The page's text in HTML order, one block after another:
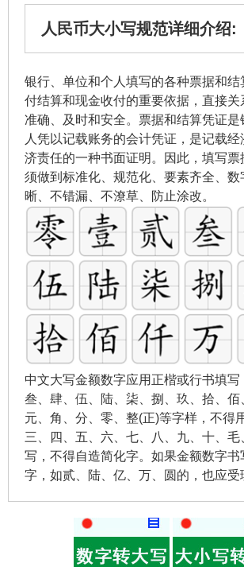
人民币大小写规范详细介绍:
银行、单位和个人填写的各种票据和结
付结算和现金收付的重要依据，直接关
准确、及时和安全。票据和结算凭证是
人凭以记载账务的会计凭证，是记载
济责任的一种书面证明。因此，填写
须做到标准化、规范化、要素齐全、
晰、不错漏、不潦草、防止涂改。
中文大写金额数字应用正楷或行书填写
叁、肆、伍、陆、柒、捌、玖、拾、佰
元、角、分、零、整(正)等字样，不得
三、四、五、六、七、八、九、十、毛
写，不得自造简化字。如果金额数字书
字，如贰、陆、亿、万、圆的，也应受